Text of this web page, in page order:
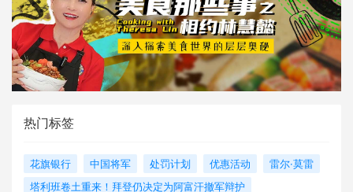
热门标签
花旗银行 中国将军 处罚计划 优惠活动
雷尔·莫雷
塔利班卷土重来！拜登仍决定为阿富汗撤军辩护